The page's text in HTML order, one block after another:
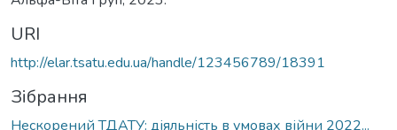
URI
http://elar.tsatu.edu.ua/handle/123456789/18391
Зібрання
Нескорений ТДАТУ: діяльність в умовах війни 2022...